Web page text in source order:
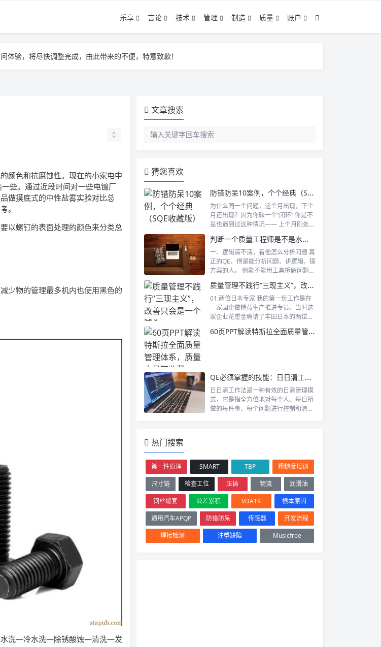
乐享 言论 技术 管理 制造 质量
账户
体验，将尽快调整完成，由此带来的不便，特意致歉！
验，将尽快调整完成，由此带来的不便，特意致歉！
颜色和抗腐蚀性。现在的小家电中
些。通过近段时间对一些电镀厂
做摸底式的中性盐雾实验对比总
。
以螺钉的表面处理的颜色来分类总
少物的管理最多机内也使用黑色的
水洗—冷水洗—除锈酸蚀—清洗—发
文章搜索
猜您喜欢
防错防呆10案例，个个经典（SQE收藏版）
为什么同一个问题，这个月出现，下个
月还出现？因为你缺一个“闭环” 你是不
是也遇到过这种情况—— 上个月刚处理
判断一个质量工程师是不是水货，就看这5点
一、逻辑清不清，看他怎么分析问题 真
正的QE，得是能分析问题、讲逻辑、提
方案的人。 他能不能用工具拆解问题？
质量管理不践行”三现主义”，改善只会是一个噱头
01.两位日本专家 我的第一份工作是在
一家国企做精益生产推进专员。当时这
家企业花重金聘请了丰田日本的两位德
60页PPT解读特斯拉全面质量管理体系，质量人员可收藏
QE必须掌握的技能：日日清工作方法（5W3H1S）
日日清工作法是一种有效的日清管理模
式，它是指全方位地对每个人、每日所
做的每件事、每个问题进行控制和清
热门搜索
第一性原理 SMART TBP
粗糙度培训
尺寸链
检查工位 压铸 物流
润滑油
钢丝螺套
公差累积 VDA19
根本原因
通用汽车APQP
防错防呆 传感器
开发流程
焊接检测
注塑缺陷 Musicfree